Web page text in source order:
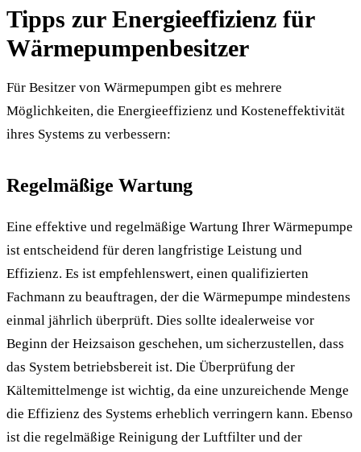
Tipps zur Energieeffizienz für
Wärmepumpenbesitzer
Für Besitzer von Wärmepumpen gibt es mehrere
Möglichkeiten, die Energieeffizienz und Kosteneffektivität
ihres Systems zu verbessern:
Regelmäßige Wartung
Eine effektive und regelmäßige Wartung Ihrer Wärmepumpe
ist entscheidend für deren langfristige Leistung und
Effizienz. Es ist empfehlenswert, einen qualifizierten
Fachmann zu beauftragen, der die Wärmepumpe mindestens
einmal jährlich überprüft. Dies sollte idealerweise vor
Beginn der Heizsaison geschehen, um sicherzustellen, dass
das System betriebsbereit ist. Die Überprüfung der
Kältemittelmenge ist wichtig, da eine unzureichende Menge
die Effizienz des Systems erheblich verringern kann. Ebenso
ist die regelmäßige Reinigung der Luftfilter und der